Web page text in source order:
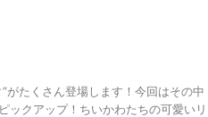
がたくさん登場します！今回はその中
ックアップ！ちいかわたちの可愛いリ